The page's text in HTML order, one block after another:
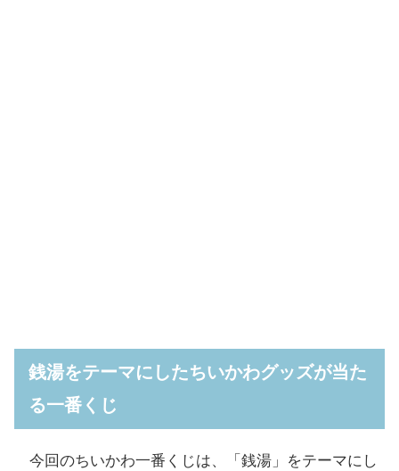
銭湯をテーマにしたちいかわグッズが当た
る一番くじ
今回のちいかわ一番くじは、「銭湯」をテーマにし